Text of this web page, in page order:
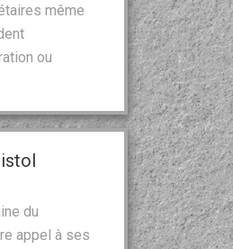
même
ou
du
appel à ses